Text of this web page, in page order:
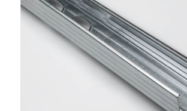
Montante STANDARD 50
SINIAT